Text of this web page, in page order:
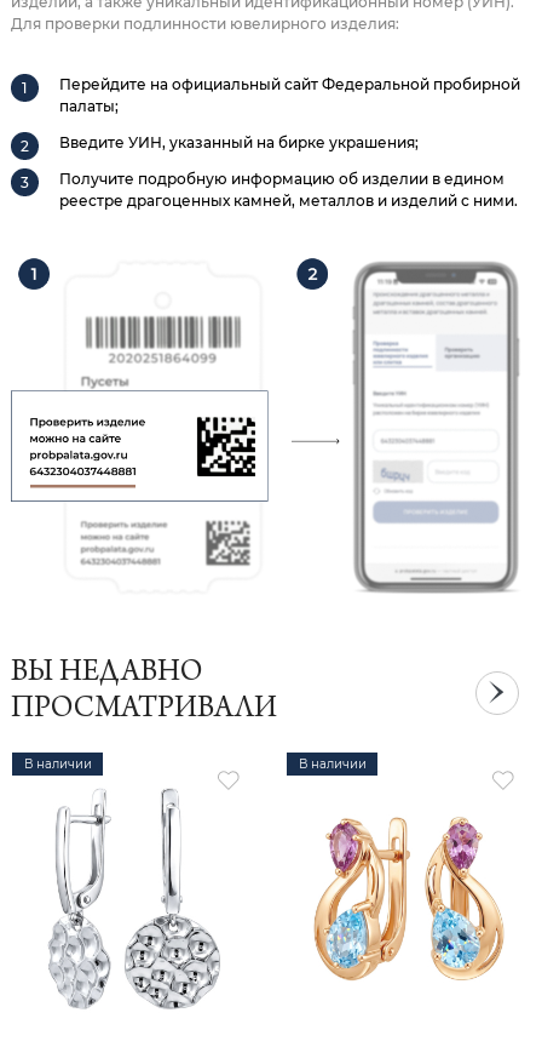
Для проверки подлинности ювелирного изделия:
Перейдите на официальный сайт Федеральной пробирной
палаты;
Введите УИН, указанный на бирке украшения;
Получите подробную информацию об изделии в едином
реестре драгоценных камней, металлов и изделий с ними.
ВЫ НЕДАВНО
ПРОСМАТРИВАЛИ
В наличии В наличии